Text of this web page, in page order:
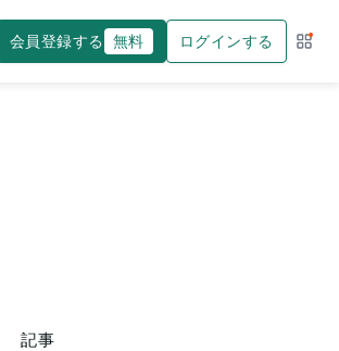
会員登録する 無料 ログインする サー
記事